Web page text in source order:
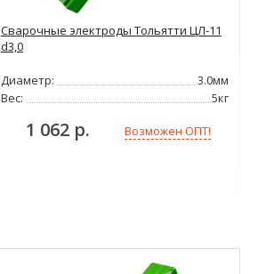
Сварочные электроды Тольятти ЦЛ-11
d3,0
Диаметр:
3.0мм
Вес:
5кг
1 062 р. Возможен ОПТ!